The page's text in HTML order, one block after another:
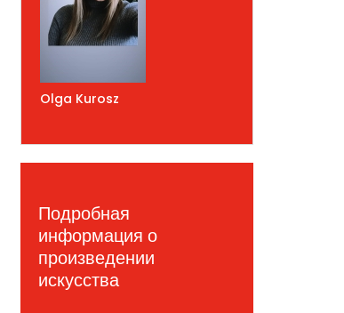
Olga Kurosz
Подробная
информация о
произведении
искусства